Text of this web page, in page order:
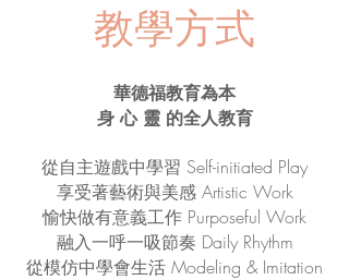
教學方式
華德福教育為本
身 心 靈 的全人教育
從自主遊戲中學習 Self-initiated Play
享受著藝術與美感 Artistic Work
愉快做有意義工作 Purposeful Work
融入一呼一吸節奏 Daily Rhythm
從模仿中學會生活 Modeling & Imitation